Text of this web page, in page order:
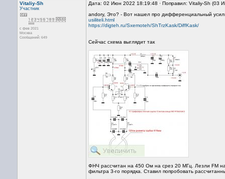
Vitaliy-Sh
Участник
с фев 2021
Москва
Сообщений: 649
Дата: 02 Июн 2022 18:19:48 · Поправил: Vitaliy-Sh (03
andory, Это? - Вот нашел про дифференциальный
usiliteli.html
https://digteh.ru/Sxemoteh/ShTrzKask/DiffKask/
Сейчас схема выглядит так
ФНЧ рассчитан на 450 Ом на срез 20 МГц. Лезли FM
фильтра 3-го порядка. Ставил попробовать